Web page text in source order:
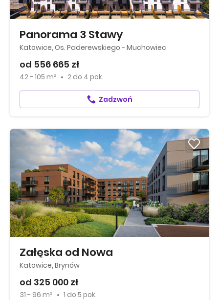
Panorama 3 Stawy
Katowice, Os. Paderewskiego - Muchowiec
od 556 665 zł
42 - 105 m² 2 do 4 pok.
Zadzwoń
Załęska od Nowa
Katowice, Brynów
od 325 000 zł
31 - 96 m² 1 do 5 pok.